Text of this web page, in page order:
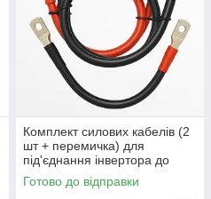
Комплект силових кабелів (2
шт + перемичка) для
під'єднання інвертора до
акумулятора (1 м, мідь 16
мм2, червоний + чорний)
Готово до відправки